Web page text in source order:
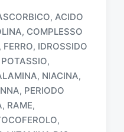
, ACIDO
, COMPLESSO
, FERRO, IDROSSIDO
,
, NIACINA,
, PERIODO
, RAME,
,